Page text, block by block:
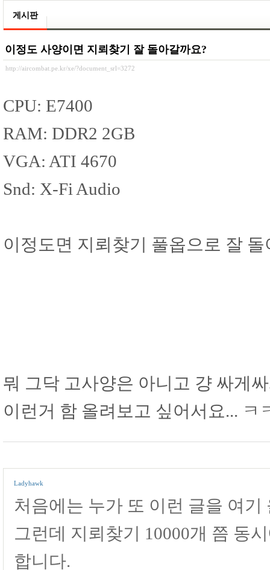
게시판
이정도 사양이면 지뢰찾기 잘 돌아갈까요?
http://aircombat.pe.kr/xe/?document_srl=3272
CPU: E7400
RAM: DDR2 2GB
VGA: ATI 4670
Snd: X-Fi Audio
이정도면 지뢰찾기 풀옵으로 잘 돌
뭐 그닥 고사양은 아니고 걍 싸게
이런거 함 올려보고 싶어서요... ㅋ
Ladyhawk
처음에는 누가 또 이런 글을 여
그런데 지뢰찾기 10000개 쯤 동
합니다.